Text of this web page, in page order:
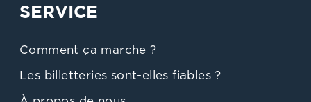
SERVICE
Comment ça marche ?
Les billetteries sont-elles fiables ?